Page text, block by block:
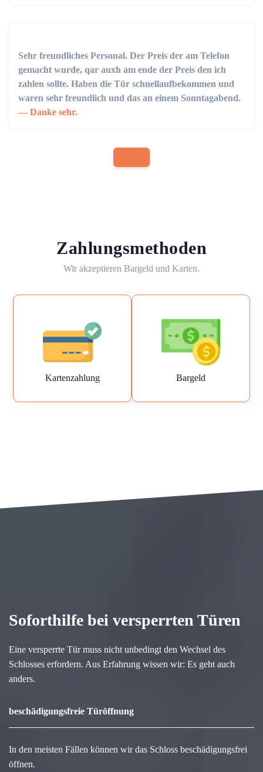
Sehr freundliches Personal. Der Preis der am Telefon
gemacht wurde, qar auxh am ende der Preis den ich
zahlen sollte. Haben die Tür schnellaufbekommen und
waren sehr freundlich und das an einem Sonntagabend.
Danke sehr.
Zahlungsmethoden
Wir akzeptieren Bargeld und Karten.
Kartenzahlung Bargeld
Soforthilfe bei versperrten Türen
Eine versperrte Tür muss nicht unbedingt den Wechsel des
Schlosses erfordern. Aus Erfahrung wissen wir: Es geht auch
anders.
beschädigungsfreie Türöffnung
In den meisten Fällen können wir das Schloss beschädigungsfrei
öffnen.